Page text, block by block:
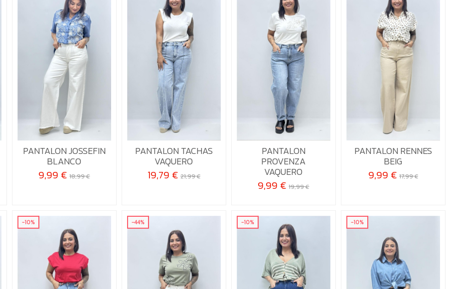
PANTALON JOSSEFIN
BLANCO
9,99 €18,99 €
36 40
Añadir al carrito
PANTALON TACHAS
VAQUERO
19,79 € 21,99 €
36 38 40 42
Añadir al carrito
PANTALON
PROVENZA
VAQUERO
9,99 €19,99 €
34
Añadir al carrito
PANTALON RENNES
BEIG
9,99 € 17,99 €
36 44
Añadir al carrito
-10% -44% -10% -10%